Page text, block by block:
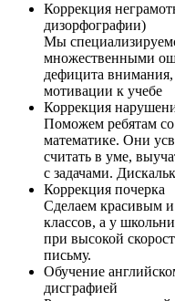
Коррекция
дизорфографии)
Мы
множественными
дефицита
мотивации к учебе
Коррекция
Поможем ребятам
математике. Они
считать в уме,
с задачами.
Коррекция почерка
Сделаем красивым
классов, а у
при высокой
письму.
Обучение
дисграфией